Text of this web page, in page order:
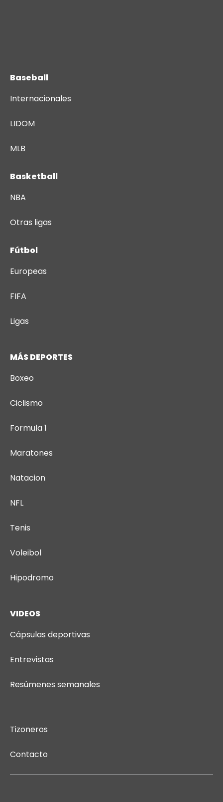
Baseball
Internacionales
LIDOM
MLB
Basketball
NBA
Otras ligas
Fútbol
Europeas
FIFA
Ligas
MÁS DEPORTES
Boxeo
Ciclismo
Formula 1
Maratones
Natacion
NFL
Tenis
Voleibol
Hipodromo
VIDEOS
Cápsulas deportivas
Entrevistas
Resúmenes semanales
Tizoneros
Contacto